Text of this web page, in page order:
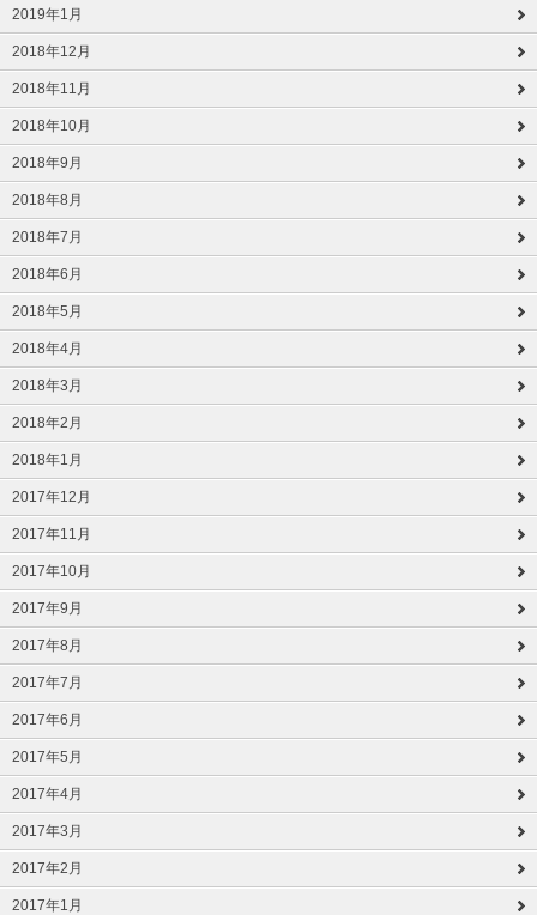
2019年1月
2018年12月
2018年11月
2018年10月
2018年9月
2018年8月
2018年7月
2018年6月
2018年5月
2018年4月
2018年3月
2018年2月
2018年1月
2017年12月
2017年11月
2017年10月
2017年9月
2017年8月
2017年7月
2017年6月
2017年5月
2017年4月
2017年3月
2017年2月
2017年1月